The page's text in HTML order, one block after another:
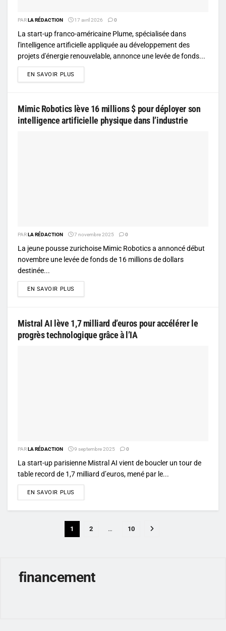
PARLA RÉDACTION 17 avril 2026 0
La start-up franco-américaine Plume, spécialisée dans
l'intelligence artificielle appliquée au développement des
projets d'énergie renouvelable, annonce une levée de fonds...
EN SAVOIR PLUS
Mimic Robotics lève 16 millions $ pour déployer son
intelligence artificielle physique dans l’industrie
PARLA RÉDACTION 7 novembre 2025 0
La jeune pousse zurichoise Mimic Robotics a annoncé début
novembre une levée de fonds de 16 millions de dollars
destinée...
EN SAVOIR PLUS
Mistral AI lève 1,7 milliard d’euros pour accélérer le
progrès technologique grâce à l’IA
PARLA RÉDACTION 9 septembre 2025 0
La start-up parisienne Mistral AI vient de boucler un tour de
table record de 1,7 milliard d’euros, mené par le...
EN SAVOIR PLUS
1 2 … 10
financement